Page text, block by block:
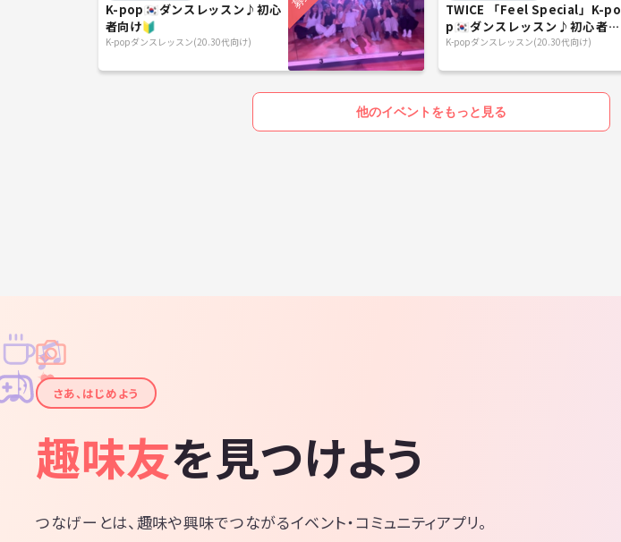
K-pop🇰🇷ダンスレッスン♪初心
者向け🔰
K-popダンスレッスン(20.30代向け)
TWICE 「Feel Special」K-po
p🇰🇷ダンスレッスン♪初心者向
け🔰
K-popダンスレッスン(20.30代向け)
他のイベントをもっと見る
✦
✦
✧
✧
♪
♫
さあ、はじめよう
趣味友を見つけよう
つなげーとは、趣味や興味でつながるイベント・コミュニティアプリ。